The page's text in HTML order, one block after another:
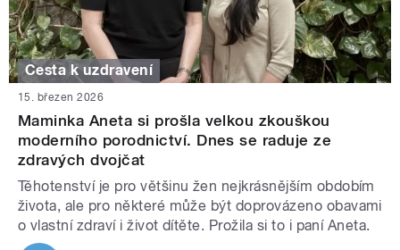
Cesta k uzdravení
15. březen 2026
Maminka Aneta si prošla velkou zkouškou
moderního porodnictví. Dnes se raduje ze
zdravých dvojčat
Těhotenství je pro většinu žen nejkrásnějším obdobím
života, ale pro některé může být doprovázeno obavami
o vlastní zdraví i život dítěte. Prožila si to i paní Aneta.